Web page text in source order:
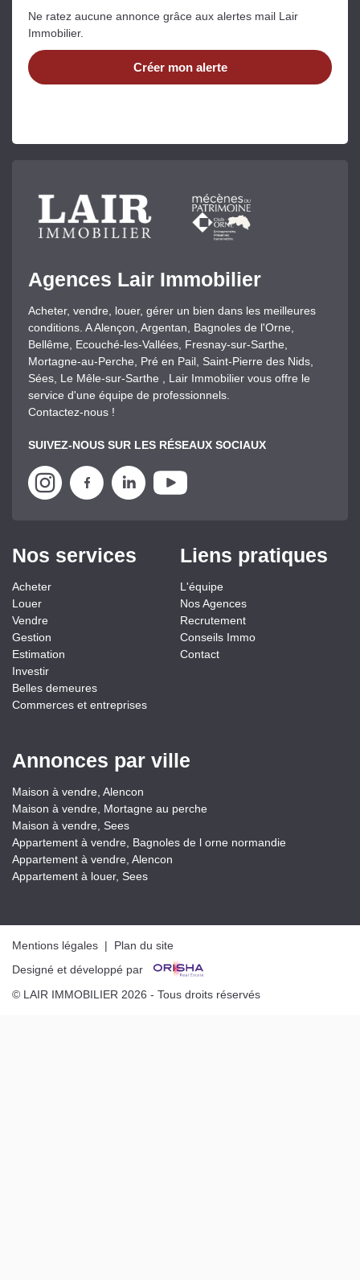
Ne ratez aucune annonce grâce aux alertes mail Lair
Immobilier.
Créer mon alerte
Agences Lair Immobilier
Acheter, vendre, louer, gérer un bien dans les meilleures
conditions. A Alençon, Argentan, Bagnoles de l'Orne,
Bellême, Ecouché-les-Vallées, Fresnay-sur-Sarthe,
Mortagne-au-Perche, Pré en Pail, Saint-Pierre des Nids,
Sées, Le Mêle-sur-Sarthe , Lair Immobilier vous offre le
service d'une équipe de professionnels.
Contactez-nous !
SUIVEZ-NOUS SUR LES RÉSEAUX SOCIAUX
Nos services
Acheter
Louer
Vendre
Gestion
Estimation
Investir
Belles demeures
Commerces et entreprises
Liens pratiques
L'équipe
Nos Agences
Recrutement
Conseils Immo
Contact
Annonces par ville
Maison à vendre, Alencon
Maison à vendre, Mortagne au perche
Maison à vendre, Sees
Appartement à vendre, Bagnoles de l orne normandie
Appartement à vendre, Alencon
Appartement à louer, Sees
Mentions légales | Plan du site
Designé et développé par
© LAIR IMMOBILIER 2026 - Tous droits réservés